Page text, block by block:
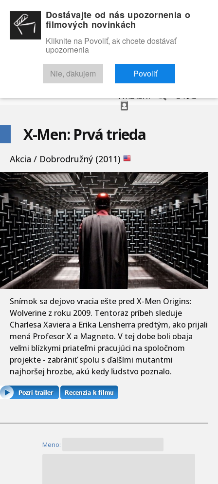
RECENZIE TRAILERY FILMOVÁ DATABÁZA
VYHĽADAŤ O NÁS
X-Men: Prvá trieda
Akcia / Dobrodružný (2011)
Snímok sa dejovo vracia ešte pred X-Men Origins:
Wolverine z roku 2009. Tentoraz príbeh sleduje
Charlesa Xaviera a Erika Lensherra predtým, ako prijali
mená Profesor X a Magneto. V tej dobe boli obaja
veľmi blízkymi priateľmi pracujúci na spoločnom
projekte - zabrániť spolu s ďalšími mutantmi
najhoršej hrozbe, akú kedy ľudstvo poznalo.
Meno:
Dostávajte od nás upozornenia o
filmových novinkách
Kliknite na Povoliť, ak chcete dostávať
upozornenia
Nie, ďakujem Povoliť